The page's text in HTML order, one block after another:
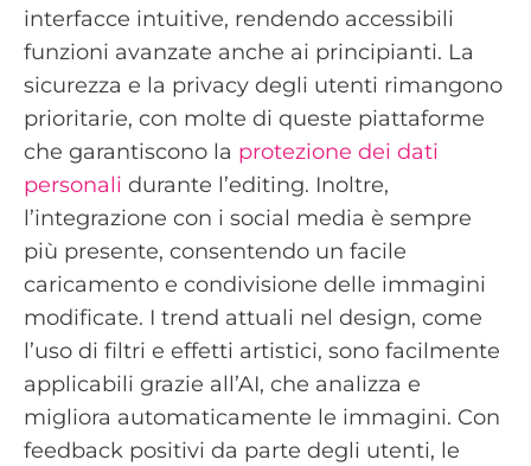
interfacce intuitive, rendendo accessibili
funzioni avanzate anche ai principianti. La
sicurezza e la privacy degli utenti rimangono
prioritarie, con molte di queste piattaforme
che garantiscono la protezione dei dati
personali durante l’editing. Inoltre,
l’integrazione con i social media è sempre
più presente, consentendo un facile
caricamento e condivisione delle immagini
modificate. I trend attuali nel design, come
l’uso di filtri e effetti artistici, sono facilmente
applicabili grazie all’AI, che analizza e
migliora automaticamente le immagini. Con
feedback positivi da parte degli utenti, le